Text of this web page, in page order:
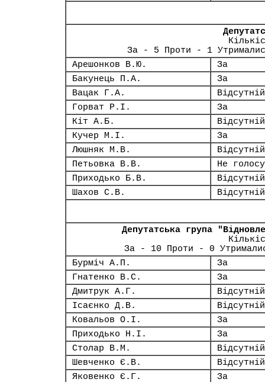
За - 5 Проти - 1
Арешонков В.Ю.
За
Бакунець П.А.
За
Вацак Г.А.
Відсутній
Горват Р.І.
За
Кіт А.Б.
Відсутній
Кучер М.І.
За
Люшняк М.В.
Відсутній
Петьовка В.В.
Не
Приходько Б.В.
Відсутній
Шахов С.В.
Відсутній
Депутатська група
За - 10 Проти - 0
Бурміч А.П.
За
Гнатенко В.С.
За
Дмитрук А.Г.
Відсутній
Ісаєнко Д.В.
Відсутній
Ковальов О.І.
За
Приходько Н.І.
За
Столар В.М.
Відсутній
Шевченко Є.В.
Відсутній
Яковенко Є.Г.
За